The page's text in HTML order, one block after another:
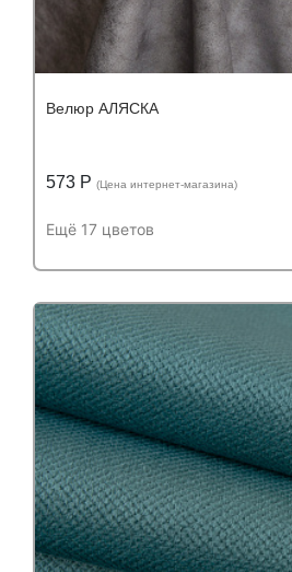
Велюр АЛЯСКА
573 Р (Цена интернет-магазина)
Ещё 17 цветов
Устойчивость к истиранию:
Состав:
Устойчивость к
циклов
Состав:полиэстер (PES)